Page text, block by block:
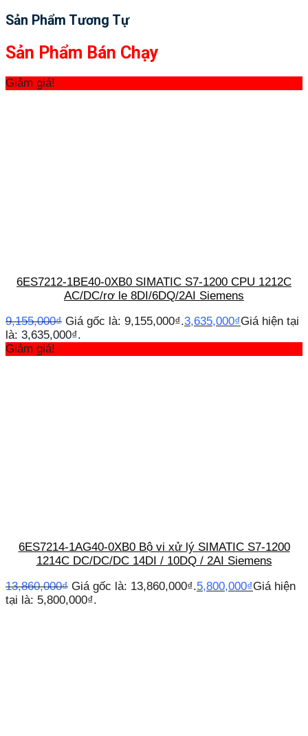
Sản Phẩm Tương Tự
Sản Phẩm Bán Chạy
Giảm giá!
6ES7212-1BE40-0XB0 SIMATIC S7-1200 CPU 1212C
AC/DC/rơ le 8DI/6DQ/2AI Siemens
9,155,000₫ Giá gốc là: 9,155,000₫.3,635,000₫Giá hiện tại
là: 3,635,000₫.
Giảm giá!
6ES7214-1AG40-0XB0 Bộ vi xử lý SIMATIC S7-1200
1214C DC/DC/DC 14DI / 10DQ / 2AI Siemens
13,860,000₫ Giá gốc là: 13,860,000₫.5,800,000₫Giá hiện
tại là: 5,800,000₫.